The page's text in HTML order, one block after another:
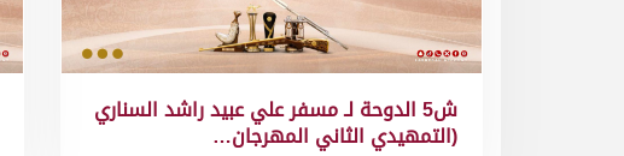
ش5 الدوحة لـ مسفر علي عبيد راشد السناري
(التمهيدي الثاني المهرجان…